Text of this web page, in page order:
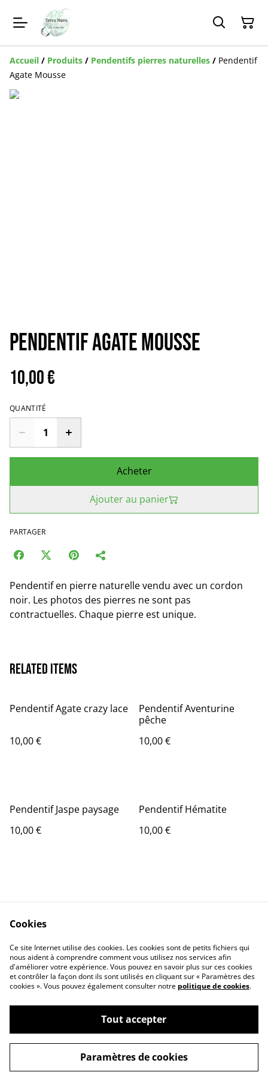
Accueil / Produits / Pendentifs pierres naturelles / Pendentif
Agate Mousse
Pendentif Agate Mousse
10,00 €
QUANTITÉ
Acheter
Ajouter au panier
PARTAGER
Pendentif en pierre naturelle vendu avec un cordon
noir. Les photos des pierres ne sont pas
contractuelles. Chaque pierre est unique.
Related items
Pendentif Agate crazy lace
10,00 €
Pendentif Aventurine
pêche
10,00 €
Pendentif Jaspe paysage
10,00 €
Pendentif Hématite
10,00 €
Contact Us
Legal Terms
Privacy Policy
Cookie Policy
©2026Terra Nova Minéraux
powered by
Cookies
Ce site Internet utilise des cookies. Les cookies sont de petits fichiers qui
nous aident à comprendre comment vous utilisez nos services afin
d'améliorer votre expérience. Vous pouvez en savoir plus sur ces cookies
et contrôler la façon dont ils sont utilisés en cliquant sur « Paramètres des
cookies ». Vous pouvez également consulter notre politique de cookies.
Tout accepter
Paramètres de cookies